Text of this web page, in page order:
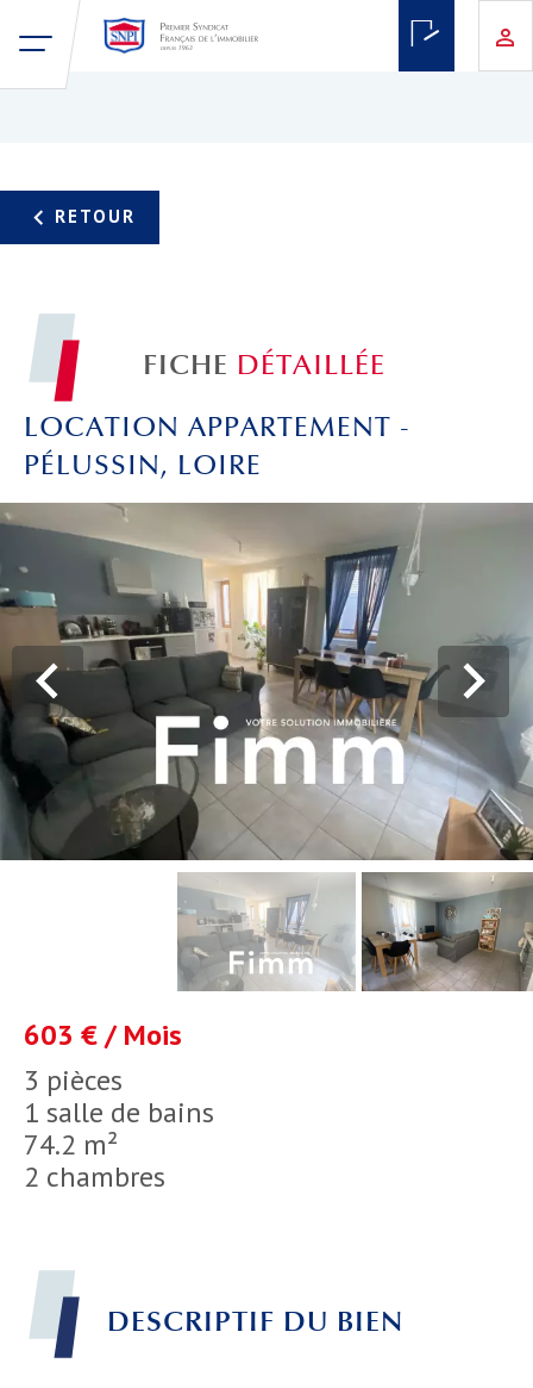
FICHE DÉTAILLÉE
LOCATION APPARTEMENT -
PÉLUSSIN, LOIRE
3 pièces
1 salle de bains
74.2 m²
2 chambres
603 € / Mois
DESCRIPTIF DU BIEN